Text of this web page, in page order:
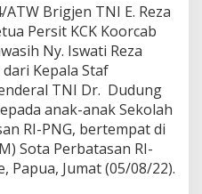
ATW Brigjen TNI E. Reza
Persit KCK Koorcab
Ny. Iswati Reza
Kepala Staf
TNI Dr. Dudung
anak-anak Sekolah
RI-PNG, bertempat di
Sota Perbatasan RI-
Papua, Jumat (05/08/22).